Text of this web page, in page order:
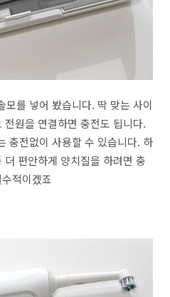
모를 넣어 봤습니다. 딱 맞는 사이
원을 연결하면 충전도 됩니다.
충전없이 사용할 수 있습니다. 하
편안하게 양치질을 하려면 충
적이겠죠